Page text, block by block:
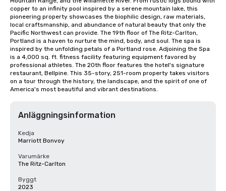
copper to an infinity pool inspired by a serene mountain lake, this
pioneering property showcases the biophilic design, raw materials,
local craftsmanship, and abundance of natural beauty that only the
Pacific Northwest can provide. The 19th floor of The Ritz-Carlton,
Portland is a haven to nurture the mind, body, and soul. The spa is
inspired by the unfolding petals of a Portland rose. Adjoining the Spa
is a 4,000 sq. ft. fitness facility featuring equipment favored by
professional athletes. The 20th floor features the hotel's signature
restaurant, Bellpine. This 35-story, 251-room property takes visitors
on a tour through the history, the landscape, and the spirit of one of
America's most beautiful and vibrant destinations.
Anläggningsinformation
Kedja
Marriott Bonvoy
Varumärke
The Ritz-Carlton
Byggt
2023